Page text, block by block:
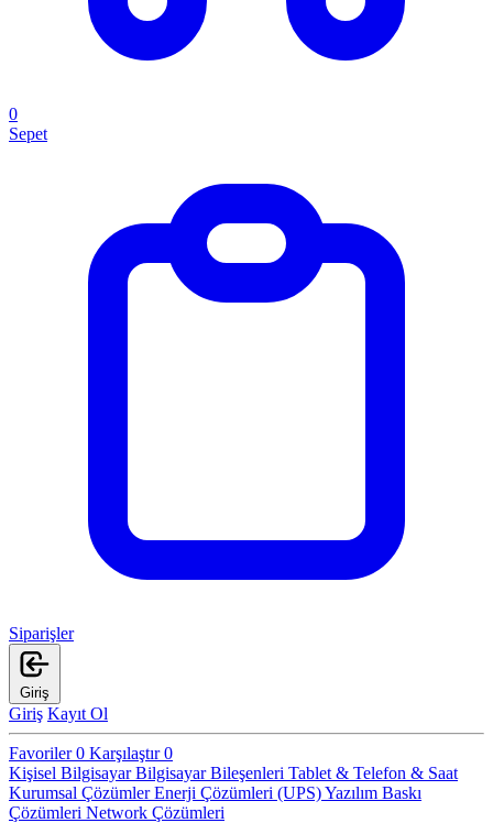
0
Sepet
Siparişler
Giriş
Giriş Kayıt Ol
Favoriler0 Karşılaştır0
Kişisel BilgisayarBilgisayar Bileşenleri Tablet & Telefon & Saat
Kurumsal ÇözümlerEnerji Çözümleri (UPS)Yazılım Baskı
Çözümleri Network Çözümleri